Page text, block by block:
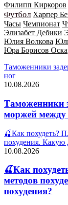
Филипп Киркоров
Футбол Харпер
Часы Чемпионат
Элизабет Дебики
Юлия Волкова
Юра Борисов
Таможенники
ног
10.08.2026
Таможенники
моржей между
🍒Как похудеть?
похудения. Какую
10.08.2026
🍒Как
методов
похудения?